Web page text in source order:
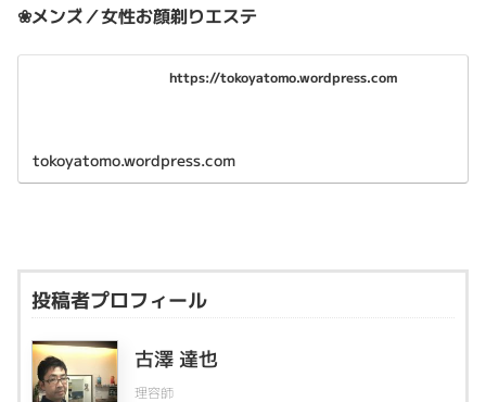
❀メンズ／女性お顔剃りエステ
https://tokoyatomo.wordpress.com
tokoyatomo.wordpress.com
投稿者プロフィール
古澤 達也
理容師